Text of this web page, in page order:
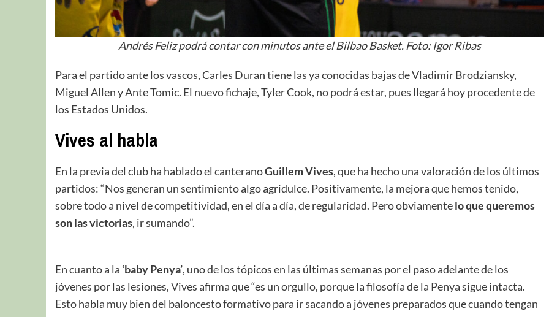
Andrés Feliz podrá contar con minutos ante el Bilbao Basket. Foto: Igor Ribas
Para el partido ante los vascos, Carles Duran tiene las ya conocidas bajas de Vladimir Brodziansky,
Miguel Allen y Ante Tomic. El nuevo fichaje, Tyler Cook, no podrá estar, pues llegará hoy procedente de
los Estados Unidos.
Vives al habla
En la previa del club ha hablado el canteranoGuillem Vives, que ha hecho una valoración de los últimos
partidos: “Nos generan un sentimiento algo agridulce. Positivamente, la mejora que hemos tenido,
sobre todo a nivel de competitividad, en el día a día, de regularidad. Pero obviamentelo que queremos
son las victorias, ir sumando”.
En cuanto a la ‘baby Penya’, uno de los tópicos en las últimas semanas por el paso adelante de los
jóvenes por las lesiones, Vives afirma que “es un orgullo, porque la filosofía de la Penya sigue intacta.
Esto habla muy bien del baloncesto formativo para ir sacando a jóvenes preparados que cuando tengan